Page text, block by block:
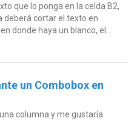
que lo ponga en la celda B2,
deberá cortar el texto en
donde haya un blanco, el...
un Combobox en
columna y me gustaría